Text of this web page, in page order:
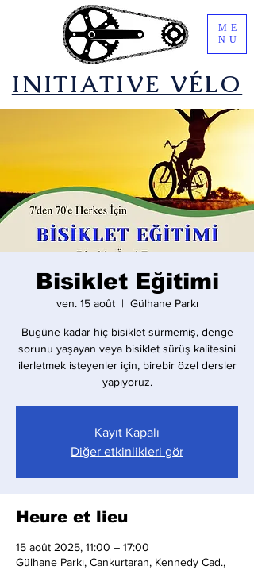
​INITIATIVE VÉLO
ME
NU
Bisiklet Eğitimi
ven. 15 août
  |
Gülhane Parkı
Bugüne kadar hiç bisiklet sürmemiş, denge
sorunu yaşayan veya bisiklet sürüş kalitesini
ilerletmek isteyenler için, birebir özel dersler
yapıyoruz.
Kayıt Kapalı
Diğer etkinlikleri gör
Heure et lieu
15 août 2025, 11:00 – 17:00
Gülhane Parkı, Cankurtaran, Kennedy Cad.,